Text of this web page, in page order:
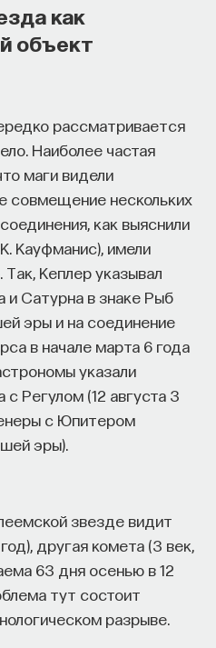
как
объект
рассматривается
Наиболее частая
маги видели
совмещение нескольких
как выяснили
Кауфманис), имели
Кеплер указывал
и Сатурна в знаке Рыб
эры и на соединение
в начале марта 6 года
указали
Регулом (12 августа 3
с Юпитером
эры).
звезде видит
другая комета (3 век,
63 дня осенью в 12
тут состоит
разрыве.
уточнять
собственную
задания, а характер
подкаст основателя
о людях, которые
— разговоры
За десятки
большие языковые
Бурцевым, цифровые
с Ириной Ефименко,
Тавером и много
до фармакогенетики.
будет только
подкаст на